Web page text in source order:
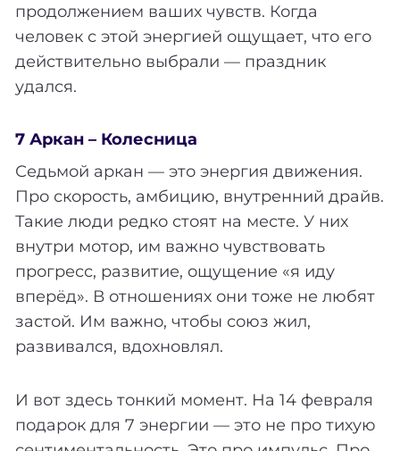
продолжением ваших чувств. Когда
человек с этой энергией ощущает, что его
действительно выбрали — праздник
удался.
7 Аркан – Колесница
Седьмой аркан — это энергия движения.
Про скорость, амбицию, внутренний драйв.
Такие люди редко стоят на месте. У них
внутри мотор, им важно чувствовать
прогресс, развитие, ощущение «я иду
вперёд». В отношениях они тоже не любят
застой. Им важно, чтобы союз жил,
развивался, вдохновлял.
И вот здесь тонкий момент. На 14 февраля
подарок для 7 энергии — это не про тихую